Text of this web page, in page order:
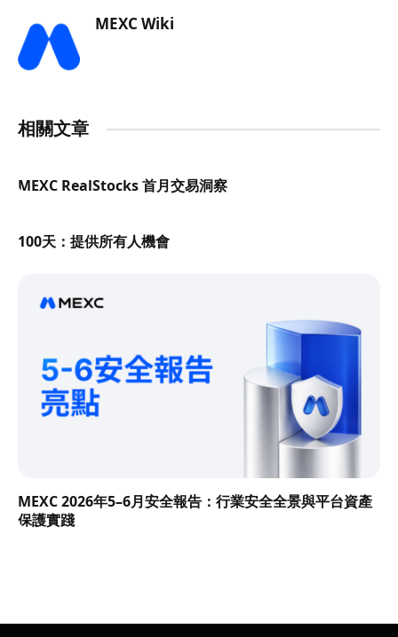
MEXC Wiki
相關文章
MEXC RealStocks 首月交易洞察
100天：提供所有人機會
MEXC 2026年5–6月安全報告：行業安全全景與平台資產
保護實踐